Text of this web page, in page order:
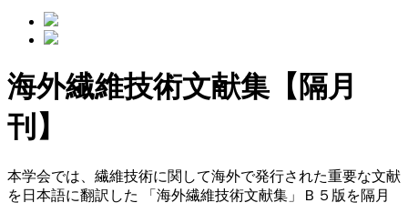
海外繊維技術文献集【隔月
刊】
本学会では、繊維技術に関して海外で発行された重要な文献
を日本語に翻訳した 「海外繊維技術文献集」Ｂ５版を隔月